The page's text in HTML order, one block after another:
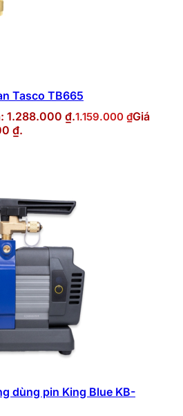
Tasco TB665
1.288.000 ₫.1.159.000 ₫Giá
₫.
dùng pin King Blue KB-